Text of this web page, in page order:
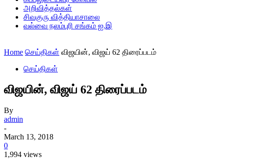
அறிவித்தல்கள்
சிவகுரு வித்தியாசாலை
வல்வை நலம்புரி சங்கம் ஐ.இ
Home செய்திகள் விஜயின், விஜய் 62 திரைப்படம்
செய்திகள்
விஜயின், விஜய் 62 திரைப்படம்
By
admin
-
March 13, 2018
0
1,994 views